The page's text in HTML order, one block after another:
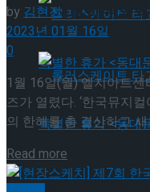
롤러스케이트 타
나는 특별한 휴
뮤지컬 배우와
롤러스케이트 타
by김현진
2023년 01월 16일
0
1월 16일(월) 엘지아트
즈가 열렸다. ‘한국뮤지
의 한해를 총 결산하고 새
Read more